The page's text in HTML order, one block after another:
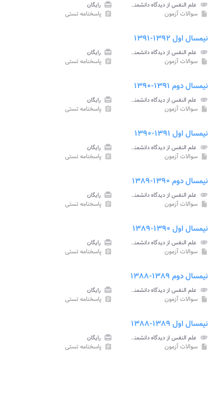
attachment علم النفس از دیدگاه دانشمندان اسلامی پیام نور card_giftcard رایگان
insert_drive_file سوالات آزمون assignment پاسخنامه تستی
نیمسال اول ۱۳۹۲-۱۳۹۱
attachment علم النفس از دیدگاه دانشمندان اسلامی پیام نور card_giftcard رایگان
insert_drive_file سوالات آزمون assignment پاسخنامه تستی
نیمسال دوم ۱۳۹۱-۱۳۹۰
attachment علم النفس از دیدگاه دانشمندان اسلامی پیام نور card_giftcard رایگان
insert_drive_file سوالات آزمون assignment پاسخنامه تستی
نیمسال اول ۱۳۹۱-۱۳۹۰
attachment علم النفس از دیدگاه دانشمندان اسلامی پیام نور card_giftcard رایگان
insert_drive_file سوالات آزمون assignment پاسخنامه تستی
نیمسال دوم ۱۳۹۰-۱۳۸۹
attachment علم النفس از دیدگاه دانشمندان اسلامی پیام نور card_giftcard رایگان
insert_drive_file سوالات آزمون assignment پاسخنامه تستی
نیمسال اول ۱۳۹۰-۱۳۸۹
attachment علم النفس از دیدگاه دانشمندان اسلامی پیام نور card_giftcard رایگان
insert_drive_file سوالات آزمون assignment پاسخنامه تستی
نیمسال دوم ۱۳۸۹-۱۳۸۸
attachment علم النفس از دیدگاه دانشمندان اسلامی پیام نور card_giftcard رایگان
insert_drive_file سوالات آزمون assignment پاسخنامه تستی
نیمسال اول ۱۳۸۹-۱۳۸۸
attachment علم النفس از دیدگاه دانشمندان اسلامی پیام نور card_giftcard رایگان
insert_drive_file سوالات آزمون assignment پاسخنامه تستی